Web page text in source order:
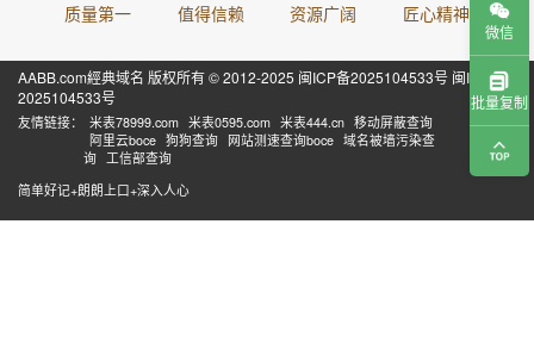
质量第一 值得信赖 资源广阔 匠心精神
AABB.com經典域名 版权所有 © 2012-2025 闽ICP备2025104533号 闽ICP备
2025104533号
友情链接： 米表78999.com 米表0595.com 米表444.cn 移动屏蔽查询
阿里云boce 狗狗查询 网站测速查询boce 域名被墙污染查
询 工信部查询
简单好记+朗朗上口+深入人心
微信
批量复制